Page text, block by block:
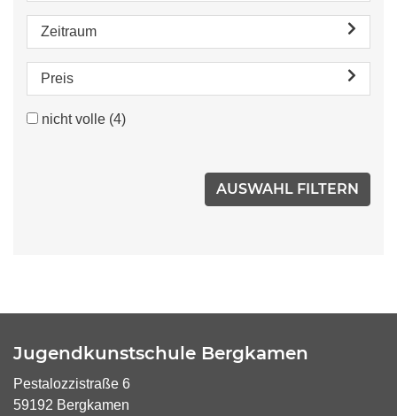
Zeitraum
Preis
nicht volle (4)
Jugendkunstschule Bergkamen
Pestalozzistraße 6
59192 Bergkamen